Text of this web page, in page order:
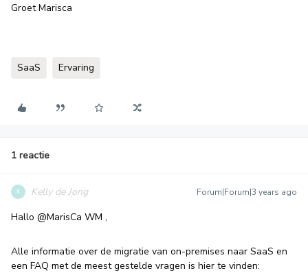
Groet Marisca
SaaS Ervaring
1 reactie
K Kelly de Jong Forum|Forum|3 years ago
Hallo @MarisCa WM ,
Alle informatie over de migratie van on-premises naar SaaS en
een FAQ met de meest gestelde vragen is hier te vinden: